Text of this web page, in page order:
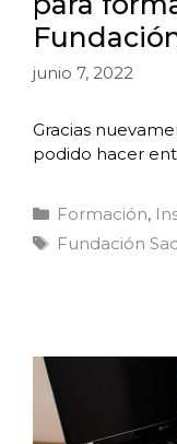
junio 7, 2022
Gracias
podido hacer
Formación,
Fundación